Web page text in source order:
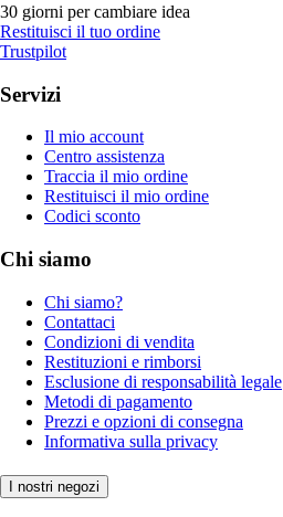
30 giorni per cambiare idea
Restituisci il tuo ordine
Trustpilot
Servizi
Il mio account
Centro assistenza
Traccia il mio ordine
Restituisci il mio ordine
Codici sconto
Chi siamo
Chi siamo?
Contattaci
Condizioni di vendita
Restituzioni e rimborsi
Esclusione di responsabilità legale
Metodi di pagamento
Prezzi e opzioni di consegna
Informativa sulla privacy
I nostri negozi